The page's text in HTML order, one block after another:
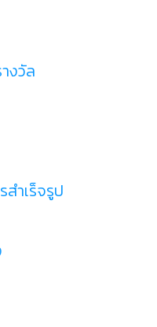
งวัล
ำเร็จรูป